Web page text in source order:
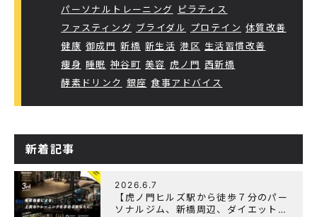
パーソナルトレーニング
ピラティス
ファスティング ブライダル プロテイン 体質改善
健康 御成門 新橋 新生活 港区 生活習慣改善
痩身 睡眠 神谷町 美容 虎ノ門 西新橋
酵素ドリンク 銀座 食事アドバイス
新着記事
2026.6.7
【虎ノ門ヒルズ駅から徒歩７分のパー
ソナルジム、新橋周辺、ダイエットに